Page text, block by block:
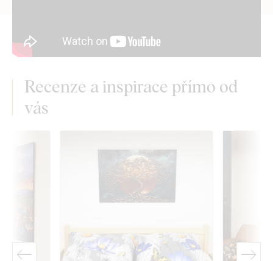
Recenze a inspirace přímo od
vás